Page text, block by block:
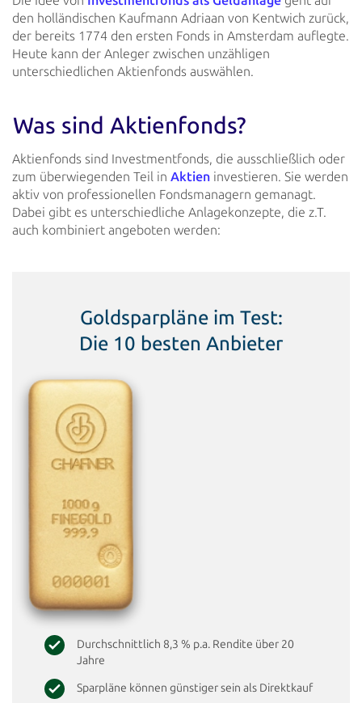
den holländischen Kaufmann Adriaan von Kentwich zurück,
der bereits 1774 den ersten Fonds in Amsterdam auflegte.
Heute kann der Anleger zwischen unzähligen
unterschiedlichen Aktienfonds auswählen.
Was sind Aktienfonds?
Aktienfonds sind Investmentfonds, die ausschließlich oder
zum überwiegenden Teil in Aktien investieren. Sie werden
aktiv von professionellen Fondsmanagern gemanagt.
Dabei gibt es unterschiedliche Anlagekonzepte, die z.T.
auch kombiniert angeboten werden:
Goldsparpläne im Test:
Die 10 besten Anbieter
Durchschnittlich 8,3 % p.a. Rendite über 20
Jahre
Sparpläne können günstiger sein als Direktkauf